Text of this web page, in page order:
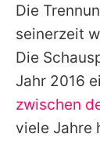
Die
seinerzeit
Die
Jahr 2016
zwischen
viele Jahre